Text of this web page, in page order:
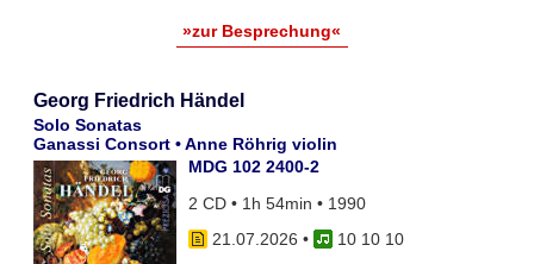
»zur Besprechung«
Georg Friedrich Händel
Solo Sonatas
Ganassi Consort • Anne Röhrig violin
MDG 102 2400-2
2 CD • 1h 54min • 1990
21.07.2026 •
10 10 10